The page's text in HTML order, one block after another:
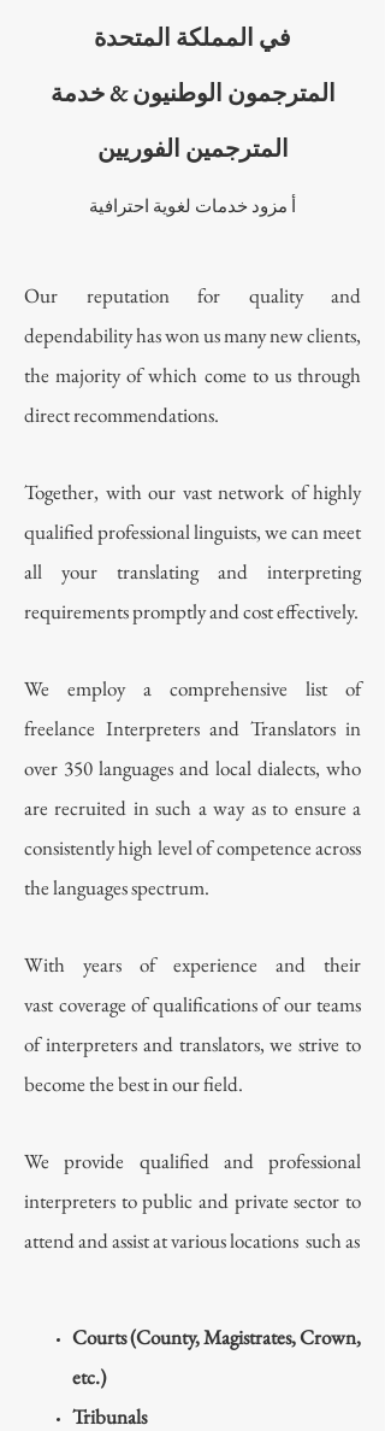
في المملكة المتحدة
المترجمون الوطنيون & خدمة
المترجمين الفوريين
أ مزود خدمات لغوية احترافية
Our reputation for quality and
dependability has won us many new clients,
the majority of which come to us through
direct recommendations.
Together, with our vast network of highly
qualified professional linguists, we can meet
all your translating and interpreting
requirements promptly and cost effectively.
We employ a comprehensive list of
freelance Interpreters and Translators in
over 350 languages and local dialects, who
are recruited in such a way as to ensure a
consistently high level of competence across
the languages spectrum.
With years of experience and their
vast coverage of qualifications of our teams
of interpreters and translators, we strive to
become the best in our field.
We provide qualified and professional
interpreters to public and private sector to
attend and assist at various locations such as
Courts (County, Magistrates, Crown,
etc.)
Tribunals